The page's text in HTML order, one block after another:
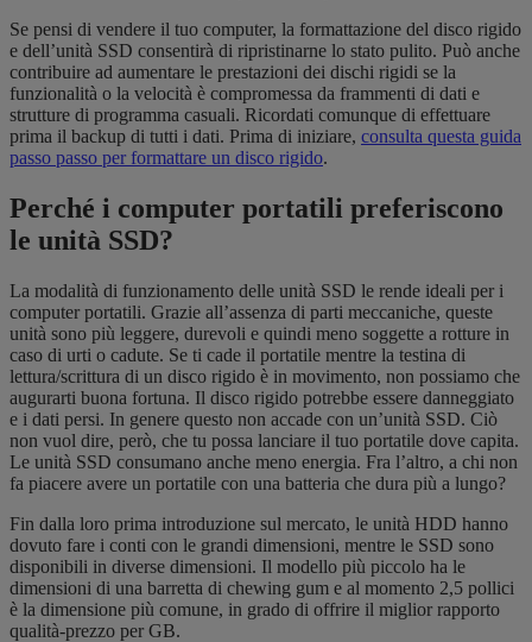
Se pensi di vendere il tuo computer, la formattazione del disco rigido
e dell’unità SSD consentirà di ripristinarne lo stato pulito. Può anche
contribuire ad aumentare le prestazioni dei dischi rigidi se la
funzionalità o la velocità è compromessa da frammenti di dati e
strutture di programma casuali. Ricordati comunque di effettuare
prima il backup di tutti i dati. Prima di iniziare, consulta questa guida
passo passo per formattare un disco rigido.
Perché i computer portatili preferiscono
le unità SSD?
La modalità di funzionamento delle unità SSD le rende ideali per i
computer portatili. Grazie all’assenza di parti meccaniche, queste
unità sono più leggere, durevoli e quindi meno soggette a rotture in
caso di urti o cadute. Se ti cade il portatile mentre la testina di
lettura/scrittura di un disco rigido è in movimento, non possiamo che
augurarti buona fortuna. Il disco rigido potrebbe essere danneggiato
e i dati persi. In genere questo non accade con un’unità SSD. Ciò
non vuol dire, però, che tu possa lanciare il tuo portatile dove capita.
Le unità SSD consumano anche meno energia. Fra l’altro, a chi non
fa piacere avere un portatile con una batteria che dura più a lungo?
Fin dalla loro prima introduzione sul mercato, le unità HDD hanno
dovuto fare i conti con le grandi dimensioni, mentre le SSD sono
disponibili in diverse dimensioni. Il modello più piccolo ha le
dimensioni di una barretta di chewing gum e al momento 2,5 pollici
è la dimensione più comune, in grado di offrire il miglior rapporto
qualità-prezzo per GB.